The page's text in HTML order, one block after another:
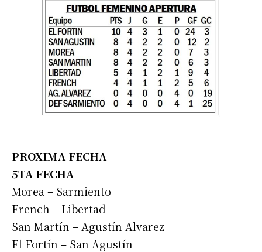
PROXIMA FECHA
5TA FECHA
Morea – Sarmiento
French – Libertad
San Martín – Agustín Alvarez
El Fortín – San Agustín